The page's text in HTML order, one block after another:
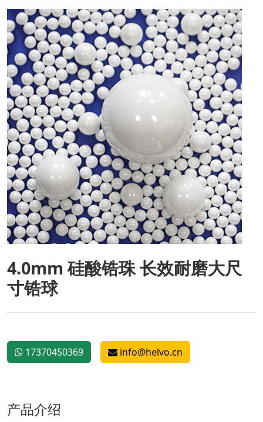
4.0mm 硅酸锆珠 长效耐磨大尺
寸锆球
17370450369 info@helvo.cn
产品介绍